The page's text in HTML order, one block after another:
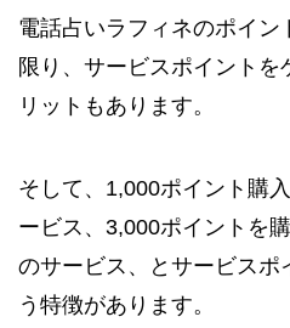
電話占いラフィネのポイン
限り、サービスポイントを
リットもあります。
そして、1,000ポイント購
ービス、3,000ポイントを
のサービス、とサービスポ
う特徴があります。